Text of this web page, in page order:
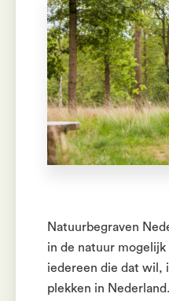
Natuurbegraven
in de natuur
iedereen die dat wil,
plekken in